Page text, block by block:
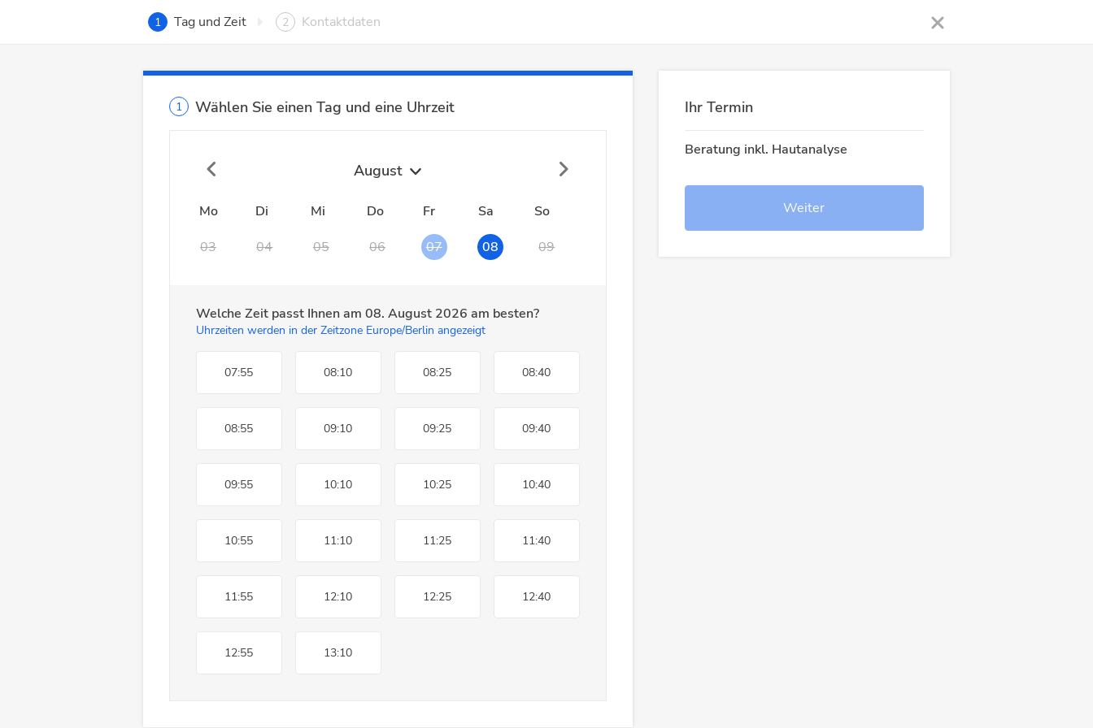
1 Tag und Zeit 2 Kontaktdaten
1 Wählen Sie einen Tag und eine Uhrzeit
August
Mo Di Mi Do Fr Sa
So
03
04 05 06 07 08 09
Welche Zeit passt Ihnen am 08. August 2026 am besten?
Uhrzeiten werden in der Zeitzone Europe/Berlin angezeigt
07:55 08:10 08:25 08:40
08:55 09:10 09:25 09:40
09:55 10:10 10:25 10:40
10:55 11:10 11:25 11:40
11:55 12:10 12:25 12:40
12:55 13:10
Ihr Termin
Beratung inkl. Hautanalyse
Weiter